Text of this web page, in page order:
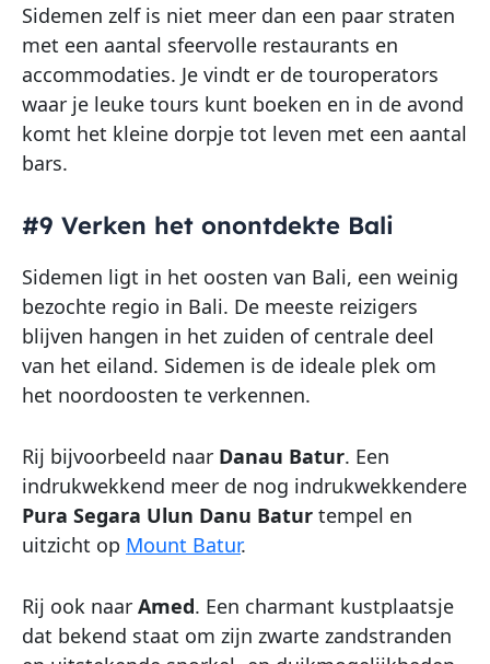
Sidemen zelf is niet meer dan een paar straten
met een aantal sfeervolle restaurants en
accommodaties. Je vindt er de touroperators
waar je leuke tours kunt boeken en in de avond
komt het kleine dorpje tot leven met een aantal
bars.
#9 Verken het onontdekte Bali
Sidemen ligt in het oosten van Bali, een weinig
bezochte regio in Bali. De meeste reizigers
blijven hangen in het zuiden of centrale deel
van het eiland. Sidemen is de ideale plek om
het noordoosten te verkennen.
Rij bijvoorbeeld naar Danau Batur. Een
indrukwekkend meer de nog indrukwekkendere
Pura Segara Ulun Danu Batur tempel en
uitzicht op Mount Batur.
Rij ook naar Amed. Een charmant kustplaatsje
dat bekend staat om zijn zwarte zandstranden